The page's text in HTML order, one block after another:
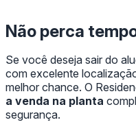
Não perca
Se você deseja sair do
com excelente
melhor chance. O
a venda na planta
segurança.